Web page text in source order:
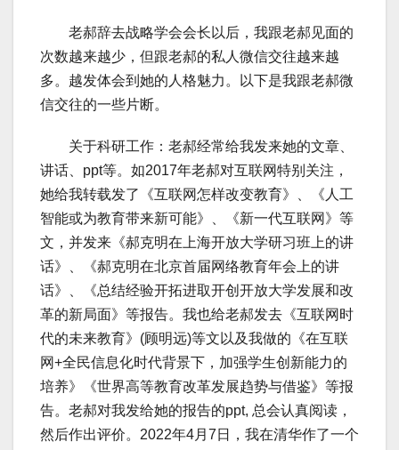
老郝辞去战略学会会长以后，我跟老郝见面的
次数越来越少，但跟老郝的私人微信交往越来越
多。越发体会到她的人格魅力。以下是我跟老郝微
信交往的一些片断。
关于科研工作：老郝经常给我发来她的文章、
讲话、ppt等。如2017年老郝对互联网特别关注，
她给我转载发了《互联网怎样改变教育》、《人工
智能或为教育带来新可能》、《新一代互联网》等
文，并发来《郝克明在上海开放大学研习班上的讲
话》、《郝克明在北京首届网络教育年会上的讲
话》、《总结经验开拓进取开创开放大学发展和改
革的新局面》等报告。我也给老郝发去《互联网时
代的未来教育》(顾明远)等文以及我做的《在互联
网+全民信息化时代背景下，加强学生创新能力的
培养》《世界高等教育改革发展趋势与借鉴》等报
告。老郝对我发给她的报告的ppt, 总会认真阅读，
然后作出评价。2022年4月7日，我在清华作了一个